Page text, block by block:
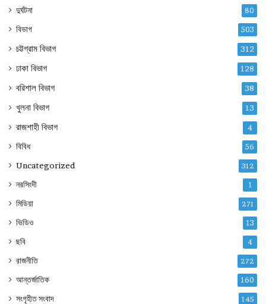
দুর্ঘটনা 80
বিভাগ 503
চট্টগ্রাম বিভাগ 312
ঢাকা বিভাগ 128
বরিশাল বিভাগ 38
খুলনা বিভাগ 13
রাজশাহী বিভাগ 4
বিবিধ 56
Uncategorized 312
নরসিংদী 1
মিডিয়া 271
ভিডিও 13
ছবি 4
রাজনীতি 272
আন্তর্জাতিক 160
সংগৃহীত সংবাদ 145